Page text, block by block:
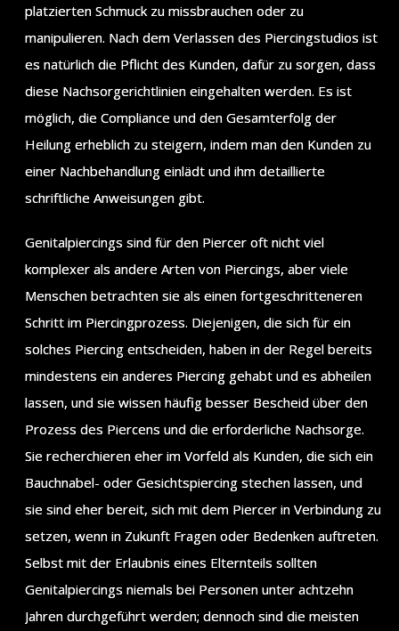
platzierten Schmuck zu missbrauchen oder zu
manipulieren. Nach dem Verlassen des Piercingstudios ist
es natürlich die Pflicht des Kunden, dafür zu sorgen, dass
diese Nachsorgerichtlinien eingehalten werden. Es ist
möglich, die Compliance und den Gesamterfolg der
Heilung erheblich zu steigern, indem man den Kunden zu
einer Nachbehandlung einlädt und ihm detaillierte
schriftliche Anweisungen gibt.
Genitalpiercings sind für den Piercer oft nicht viel
komplexer als andere Arten von Piercings, aber viele
Menschen betrachten sie als einen fortgeschritteneren
Schritt im Piercingprozess. Diejenigen, die sich für ein
solches Piercing entscheiden, haben in der Regel bereits
mindestens ein anderes Piercing gehabt und es abheilen
lassen, und sie wissen häufig besser Bescheid über den
Prozess des Piercens und die erforderliche Nachsorge.
Sie recherchieren eher im Vorfeld als Kunden, die sich ein
Bauchnabel- oder Gesichtspiercing stechen lassen, und
sie sind eher bereit, sich mit dem Piercer in Verbindung zu
setzen, wenn in Zukunft Fragen oder Bedenken auftreten.
Selbst mit der Erlaubnis eines Elternteils sollten
Genitalpiercings niemals bei Personen unter achtzehn
Jahren durchgeführt werden; dennoch sind die meisten